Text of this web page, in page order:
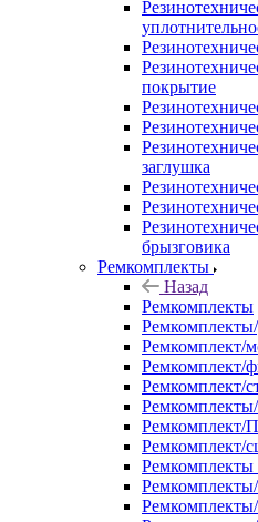
покрытие
заглушка
брызговика
Ремкомплекты
Назад
Ремкомплекты
Ремкомплект/
Ремкомплект/
Ремкомплект/
Ремкомплект/
Ремкомплект/
Ремкомплекты